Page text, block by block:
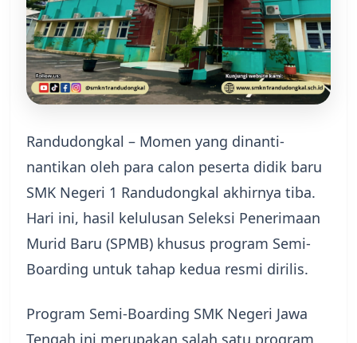
Randudongkal – Momen yang dinanti-
nantikan oleh para calon peserta didik baru
SMK Negeri 1 Randudongkal akhirnya tiba.
Hari ini, hasil kelulusan Seleksi Penerimaan
Murid Baru (SPMB) khusus program Semi-
Boarding untuk tahap kedua resmi dirilis.
​Program Semi-Boarding SMK Negeri Jawa
Tengah ini merupakan salah satu program